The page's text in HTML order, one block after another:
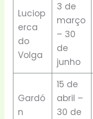
Luciop
erca
do
Volga
3 de
março
– 30
de
junho
Gardó
n
15 de
abril –
30 de